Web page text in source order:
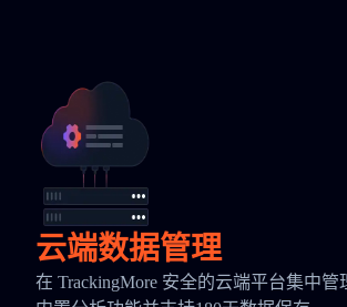
云端数据管理
在 TrackingMore 安全的云端平台集中管